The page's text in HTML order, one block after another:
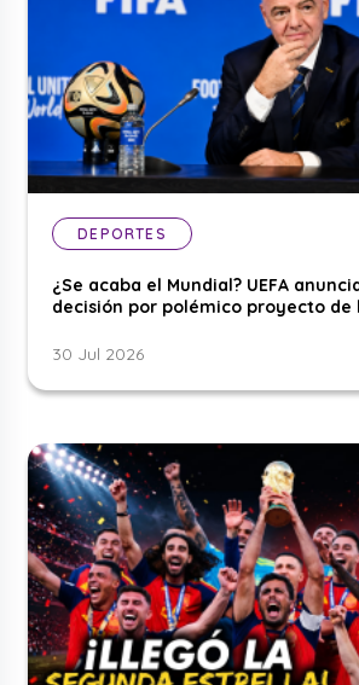
DEPORTES
¿Se acaba el Mundial? UEFA
decisión por polémico proyecto de
30 Jul 2026